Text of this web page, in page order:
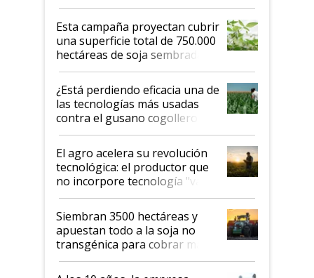
Esta campaña proyectan cubrir
una superficie total de 750.000
hectáreas de soja sembradas
con una nueva generación de
variedades que marcan un
salto tecnológico en genética y
rendimiento
¿Está perdiendo eficacia una de
las tecnologías más usadas
contra el gusano cogollero? El
desafío de una tecnología clave
El agro acelera su revolución
tecnológica: el productor que
no incorpore tecnología "va a
perder el tren"
Siembran 3500 hectáreas y
apuestan todo a la soja no
transgénica para cobrar más
por tonelada: compraron un
semillero